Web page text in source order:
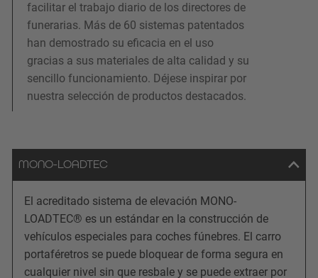
facilitar el trabajo diario de los directores de
funerarias. Más de 60 sistemas patentados
han demostrado su eficacia en el uso
gracias a sus materiales de alta calidad y su
sencillo funcionamiento. Déjese inspirar por
nuestra selección de productos destacados.
MONO-LOADTEC
El acreditado sistema de elevación MONO-
LOADTEC® es un estándar en la construcción de
vehículos especiales para coches fúnebres. El carro
portaféretros se puede bloquear de forma segura en
cualquier nivel sin que resbale y se puede extraer por